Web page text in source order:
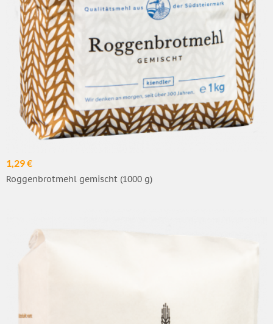
1,29 €
Roggenbrotmehl gemischt (1000 g)